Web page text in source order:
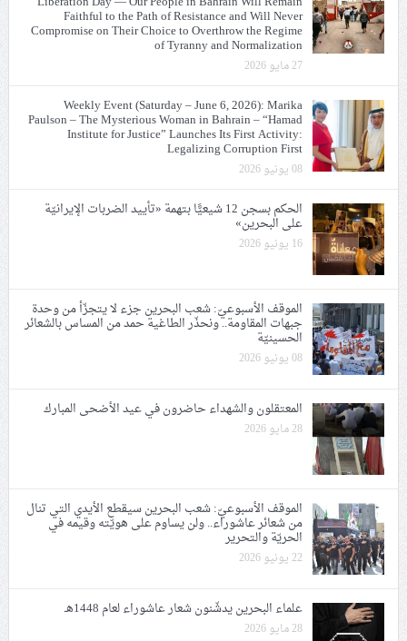
Faithful to the Path of Resistance and Will Never
Compromise on Their Choice to Overthrow the Regime
of Tyranny and Normalization
27 مايو 2026
Weekly Event (Saturday – June 6, 2026): Marika
Paulson – The Mysterious Woman in Bahrain – “Hamad
Institute for Justice” Launches Its First Activity:
Legalizing Corruption First
08 يونيو 2026
الحكم بسجن 12 شيعيًّا بتهمة «تأييد الضربات الإيرانيّة
على البحرين»
16 يونيو 2026
الموقف الأسبوعيّ: شعب البحرين جزء لا يتجزّأ من وحدة
جبهات المقاومة.. ونحذّر الطاغية حمد من المساس بالشعائر
الحسينيّة
08 يونيو 2026
المعتقلون والشهداء حاضرون في عيد الأضحى المبارك
28 مايو 2026
الموقف الأسبوعيّ: شعب البحرين سيقطع الأيدي التي تنال
من شعائر عاشوراء.. ولن يساوم على هويّته وقيمه في
الحريّة والتحرير
22 يونيو 2026
علماء البحرين يدشّنون شعار عاشوراء لعام 1448هـ
28 مايو 2026